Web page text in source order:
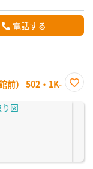
電話する
前） 502・1K-
に入